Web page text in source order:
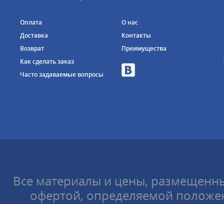
Оплата
Доставка
Возврат
Как сделать заказ
Часто задаваемые вопросы
О нас
Контакты
Преимущества
Все материалы и цены,
офертой, определяемой